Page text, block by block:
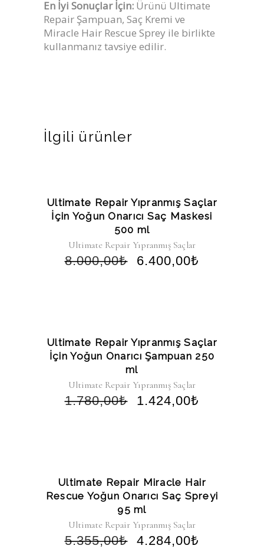
En İyi Sonuçlar İçin: Ürünü Ultimate
Repair Şampuan, Saç Kremi ve
Miracle Hair Rescue Sprey ile birlikte
kullanmanız tavsiye edilir.
İlgili ürünler
-20%
Ultimate Repair Yıpranmış Saçlar
İçin Yoğun Onarıcı Saç Maskesi
500 ml
Ultimate Repair Yıpranmış Saçlar
8.000,00₺ 6.400,00₺
-20%
Ultimate Repair Yıpranmış Saçlar
İçin Yoğun Onarıcı Şampuan 250
ml
Ultimate Repair Yıpranmış Saçlar
1.780,00₺ 1.424,00₺
-20%
Ultimate Repair Miracle Hair
Rescue Yoğun Onarıcı Saç Spreyi
95 ml
Ultimate Repair Yıpranmış Saçlar
5.355,00₺ 4.284,00₺